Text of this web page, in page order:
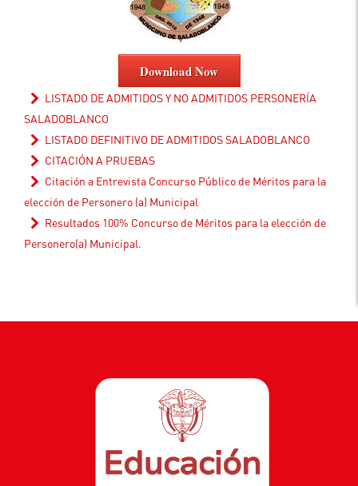
Download Now
LISTADO DE ADMITIDOS Y NO ADMITIDOS PERSONERÍA
SALADOBLANCO
LISTADO DEFINITIVO DE ADMITIDOS SALADOBLANCO
CITACIÓN A PRUEBAS
Citación a Entrevista Concurso Público de Méritos para la
elección de Personero (a) Municipal
Resultados 100% Concurso de Méritos para la elección de
Personero(a) Municipal.